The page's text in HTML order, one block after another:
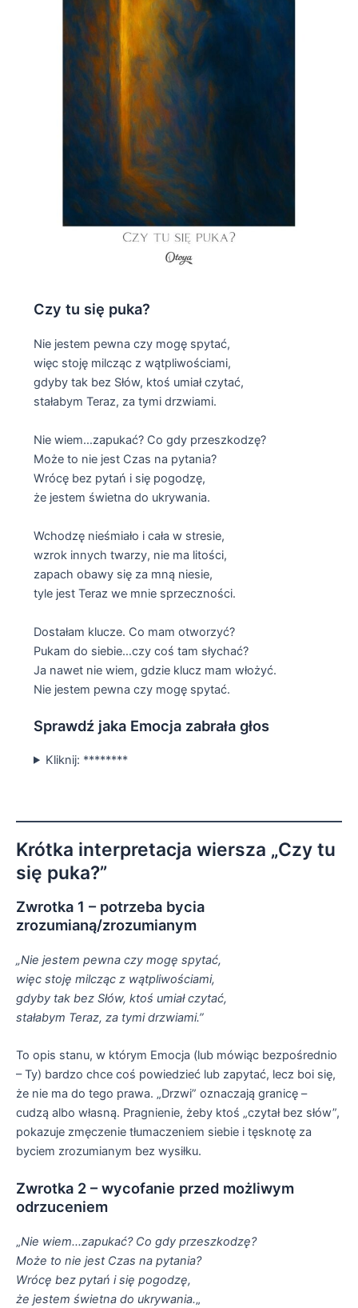
Czy tu się puka?
Nie jestem pewna czy mogę spytać,
więc stoję milcząc z wątpliwościami,
gdyby tak bez Słów, ktoś umiał czytać,
stałabym Teraz, za tymi drzwiami.
Nie wiem…zapukać? Co gdy przeszkodzę?
Może to nie jest Czas na pytania?
Wrócę bez pytań i się pogodzę,
że jestem świetna do ukrywania.
Wchodzę nieśmiało i cała w stresie,
wzrok innych twarzy, nie ma litości,
zapach obawy się za mną niesie,
tyle jest Teraz we mnie sprzeczności.
Dostałam klucze. Co mam otworzyć?
Pukam do siebie…czy coś tam słychać?
Ja nawet nie wiem, gdzie klucz mam włożyć.
Nie jestem pewna czy mogę spytać.
Sprawdź jaka Emocja zabrała głos
Kliknij: ********
Krótka interpretacja wiersza „Czy tu
się puka?”
Zwrotka 1 – potrzeba bycia
zrozumianą/zrozumianym
„Nie jestem pewna czy mogę spytać,
więc stoję milcząc z wątpliwościami,
gdyby tak bez Słów, ktoś umiał czytać,
stałabym Teraz, za tymi drzwiami.”
To opis stanu, w którym Emocja (lub mówiąc bezpośrednio
– Ty) bardzo chce coś powiedzieć lub zapytać, lecz boi się,
że nie ma do tego prawa. „Drzwi” oznaczają granicę –
cudzą albo własną. Pragnienie, żeby ktoś „czytał bez słów”,
pokazuje zmęczenie tłumaczeniem siebie i tęsknotę za
byciem zrozumianym bez wysiłku.
Zwrotka 2 – wycofanie przed możliwym
odrzuceniem
„Nie wiem…zapukać? Co gdy przeszkodzę?
Może to nie jest Czas na pytania?
Wrócę bez pytań i się pogodzę,
że jestem świetna do ukrywania.„